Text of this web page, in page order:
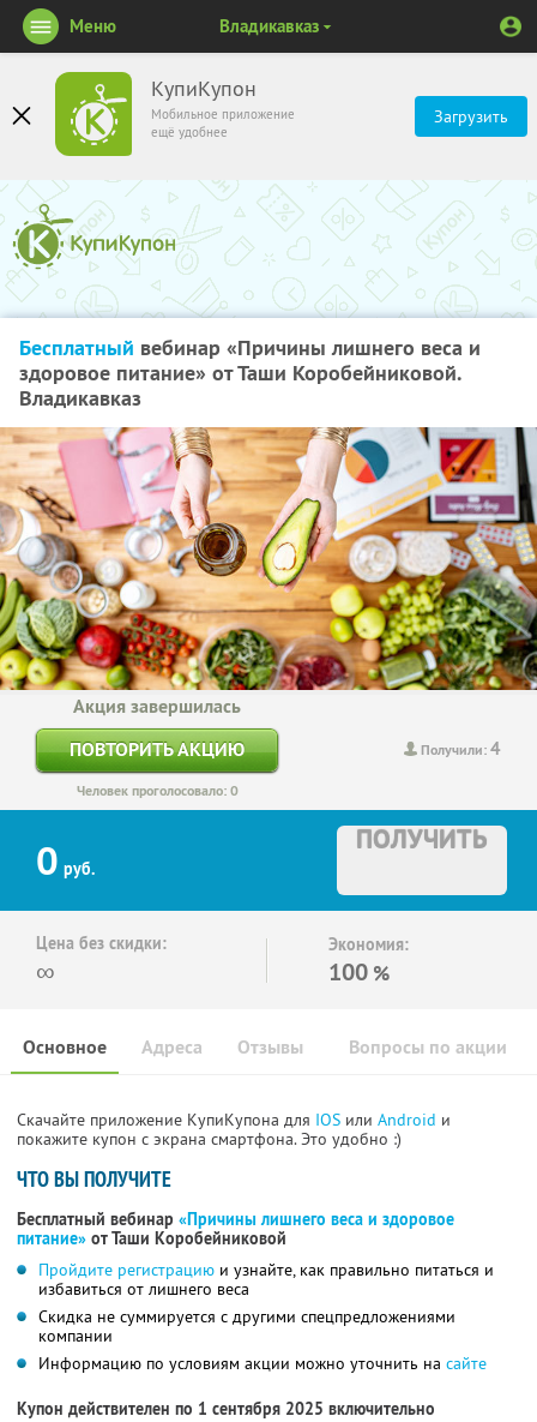
КупиКупон
Мобильное приложение
ещё удобнее
Загрузить
Меню Владикавказ
Бесплатный вебинар «Причины лишнего веса и
здоровое питание» от Таши Коробейниковой.
Владикавказ
Получили:4
Акция завершилась
ПОВТОРИТЬ АКЦИЮ
Человек проголосовало: 0
0 руб.
ПОЛУЧИТЬ
Цена без скидки:
∞
Экономия:
100 %
Основное Отзывы Вопросы по акции
Адреса
Скачайте приложение КупиКупона для IOS или Android и
покажите купон с экрана смартфона. Это удобно :)
ЧТО ВЫ ПОЛУЧИТЕ
Бесплатный вебинар «Причины лишнего веса и здоровое
питание» от Таши Коробейниковой
Пройдите регистрацию и узнайте, как правильно питаться и
избавиться от лишнего веса
Скидка не суммируется с другими спецпредложениями
компании
Информацию по условиям акции можно уточнить на сайте
Купон действителен по 1 сентября 2025 включительно